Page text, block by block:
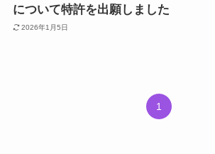
について特許を出願しました
2026年1月5日
1